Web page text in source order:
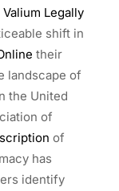
Valium Legally
shift in
their
landscape of
the United
of
of
has
identify